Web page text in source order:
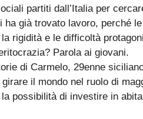
partiti dall’Italia per
ha già trovato lavoro, perché
rigidità e le difficoltà
Parola ai giovani.
di Carmelo, 29enne
il mondo nel ruolo di
possibilità di investire in